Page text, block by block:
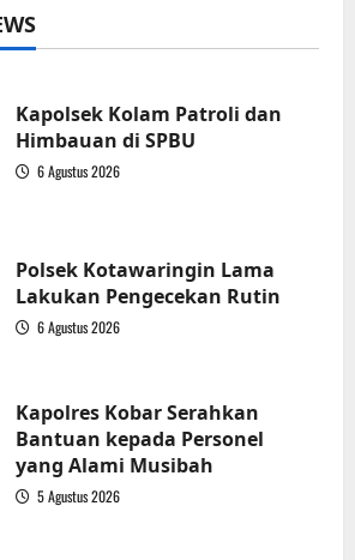
Kapolsek Kolam Patroli dan
Himbauan di SPBU
6 Agustus 2026
Polsek Kotawaringin Lama
Lakukan Pengecekan Rutin
6 Agustus 2026
Kapolres Kobar Serahkan
Bantuan kepada Personel
yang Alami Musibah
5 Agustus 2026